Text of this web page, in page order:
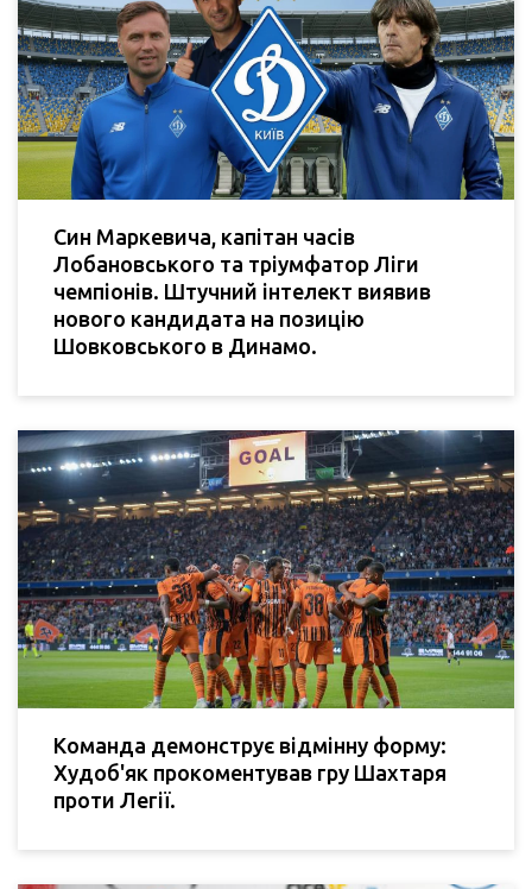
Син Маркевича, капітан часів
Лобановського та тріумфатор Ліги
чемпіонів. Штучний інтелект виявив
нового кандидата на позицію
Шовковського в Динамо.
Команда демонструє відмінну форму:
Худоб'як прокоментував гру Шахтаря
проти Легії.